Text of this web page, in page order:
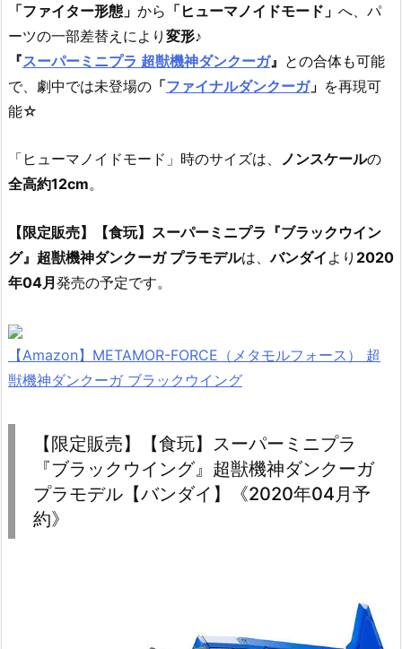
「ファイター形態」 から 「ヒューマノイドモード」 へ、パ
ーツの一部差替えにより 変形♪
『スーパーミニプラ 超獣機神ダンクーガ』 との合体も可能
で、劇中では未登場の 「ファイナルダンクーガ」 を再現可
能☆
「ヒューマノイドモード」時のサイズは、 ノンスケールの
全高約12cm。
【限定販売】【食玩】スーパーミニプラ『ブラックウイン
グ』超獣機神ダンクーガ プラモデルは、バンダイ より 2020
年04月発売の予定です。
【Amazon】METAMOR-FORCE（メタモルフォース） 超
獣機神ダンクーガ ブラックウイング
【限定販売】【食玩】スーパーミニプラ
『ブラックウイング』超獣機神ダンクーガ
プラモデル【バンダイ】《2020年04月予
約》